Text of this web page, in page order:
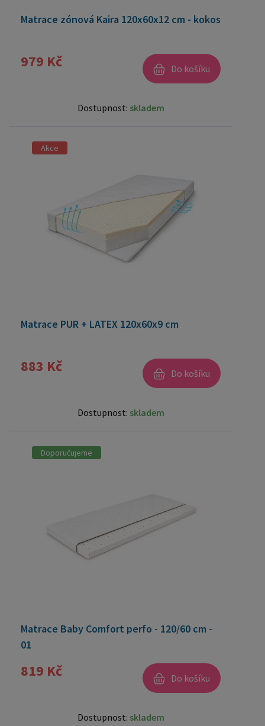
Matrace zónová Kaira 120x60x12 cm - kokos
979 Kč Do košíku
Dostupnost: skladem
Akce
Matrace PUR + LATEX 120x60x9 cm
883 Kč Do košíku
Dostupnost: skladem
Doporučujeme
Matrace Baby Comfort perfo - 120/60 cm -
01
819 Kč Do košíku
Dostupnost: skladem